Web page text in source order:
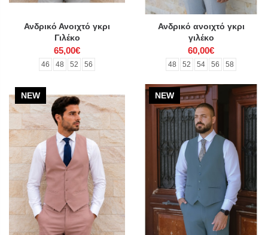
Ανδρικό Ανοιχτό γκρι
Γιλέκο
65,00€
46 48 52 56
Ανδρικό ανοιχτό γκρι
γιλέκο
60,00€
48 52 54 56 58
NEW NEW